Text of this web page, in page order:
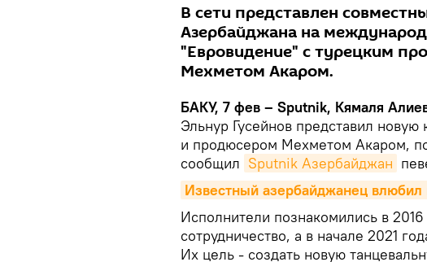
В сети представлен
Азербайджана на
"Евровидение" с турецким
Мехметом Акаром.
БАКУ, 7 фев – Sputnik, Кямаля
Эльнур Гусейнов представил
и продюсером Мехметом Акаром,
сообщил Sputnik Азербайджан
Известный азербайджанец влюбил
Исполнители познакомились в
сотрудничество, а в начале 2021
Их цель - создать новую